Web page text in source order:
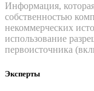
Информация,
собственностью
некоммерческих
использование
первоисточника
Эксперты